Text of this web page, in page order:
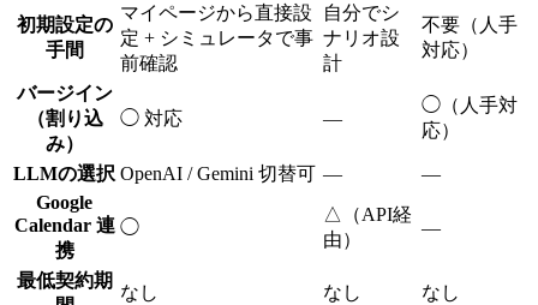
初期設定の
手間
マイページから直接設
定 + シミュレータで事
前確認
自分でシ
ナリオ設
計
不要（人手
対応）
バージイン
（割り込
み）
◯ 対応 —
◯（人手対
応）
LLMの選択 OpenAI / Gemini 切替可 —
—
Google
Calendar 連
携
◯
△（API経
由）
—
最低契約期
なし なし なし